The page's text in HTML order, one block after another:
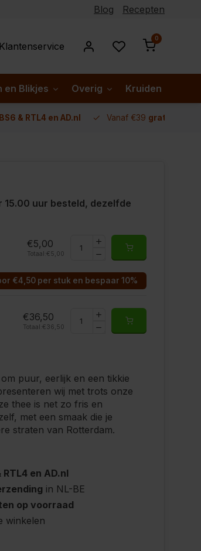
Blog Recepten
Klantenservice
0
en Blikjes Overig Kruiden per
& RTL4 en AD.nl Vanaf €39 gratis
15.00 uur besteld, dezelfde
€5,00
Totaal: €5,00
€4,50 per stuk en bespaar 10%
€36,50
Totaal: €36,50
puur, eerlijk en een tikkie
wij met trots onze
thee is net zo fris en
met een smaak die je
straten van Rotterdam.
RTL4 en AD.nl
in NL-BE
op voorraad
winkelen